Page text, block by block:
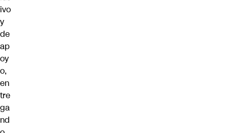
ivo
y
de
ap
oy
o,
en
tre
ga
nd